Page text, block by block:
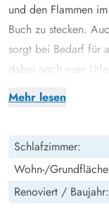
Mehr lesen
und den Flammen
Buch zu stecken.
sorgt bei Bedarf für
dabei noch euer
Tolles Aussenareal
auszunutzen. Eine
welche mit
Grill ausgestattet
Schlafzimmer:
Wohn-/
Renoviert / Baujahr: